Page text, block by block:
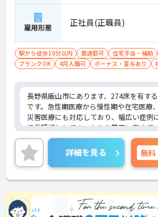
雇用形態 正社員(正職員)
駅から徒歩10分以内 車通勤可 住宅手当・補助
ブランクOK
4月入職可 ボーナス・賞与あり
長野県飯山市にあります、274床を有す
です。急性期医療から慢性期や在宅医療
災害医療にも対応しており、幅広い症例
で看護師としてのスキルを着実に高め
中途入職者へのフォローも手厚く、業務
で指導担当者がつくので安心です♪公立病
充実した福利厚生も魅力の1つで、スタ
やすい環境を整えています。年間休日
残業も月平均6時間と比較的少ないので
ートも大切にしながら勤務も可能です
お持ちの方には詳細の情報や面接のポイ
えしますのでお気軽にお問い合わせくだ
詳細を見る 無料